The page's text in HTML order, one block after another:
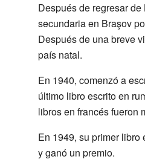
Después de regresar
secundaria en Braşov
Después de una breve
país natal.
En 1940, comenzó a
último libro escrito en
libros en francés fueron
En 1949, su primer libro
y ganó un premio.